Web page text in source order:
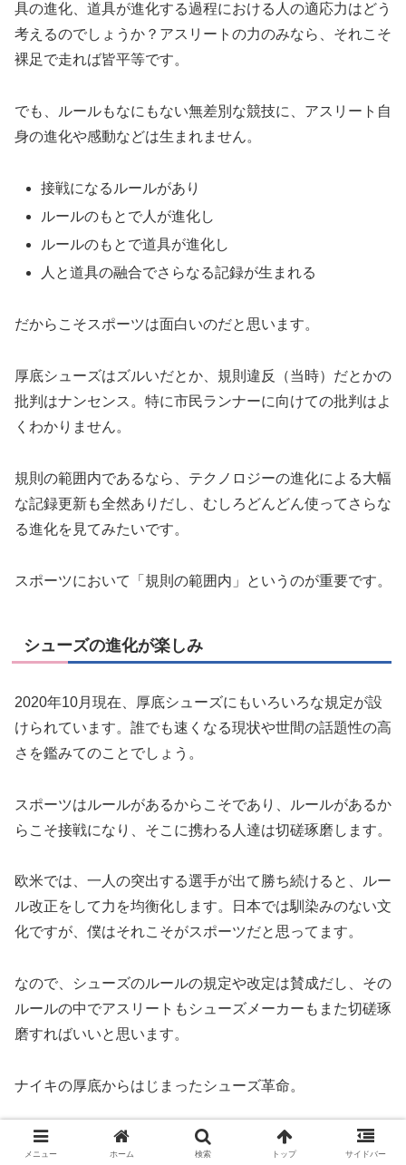
具の進化、道具が進化する過程における人の適応力はどう
考えるのでしょうか？アスリートの力のみなら、それこそ
裸足で走れば皆平等です。
でも、ルールもなにもない無差別な競技に、アスリート自
身の進化や感動などは生まれません。
接戦になるルールがあり
ルールのもとで人が進化し
ルールのもとで道具が進化し
人と道具の融合でさらなる記録が生まれる
だからこそスポーツは面白いのだと思います。
厚底シューズはズルいだとか、規則違反（当時）だとかの
批判はナンセンス。特に市民ランナーに向けての批判はよ
くわかりません。
規則の範囲内であるなら、テクノロジーの進化による大幅
な記録更新も全然ありだし、むしろどんどん使ってさらな
る進化を見てみたいです。
スポーツにおいて「規則の範囲内」というのが重要です。
シューズの進化が楽しみ
2020年10月現在、厚底シューズにもいろいろな規定が設
けられています。誰でも速くなる現状や世間の話題性の高
さを鑑みてのことでしょう。
スポーツはルールがあるからこそであり、ルールがあるか
らこそ接戦になり、そこに携わる人達は切磋琢磨します。
欧米では、一人の突出する選手が出て勝ち続けると、ルー
ル改正をして力を均衡化します。日本では馴染みのない文
化ですが、僕はそれこそがスポーツだと思ってます。
なので、シューズのルールの規定や改定は賛成だし、その
ルールの中でアスリートもシューズメーカーもまた切磋琢
磨すればいいと思います。
ナイキの厚底からはじまったシューズ革命。
今後どのような変遷をたどるのか、ランナーとして楽しみ
メニュー ホーム 検索 トップ サイドバー